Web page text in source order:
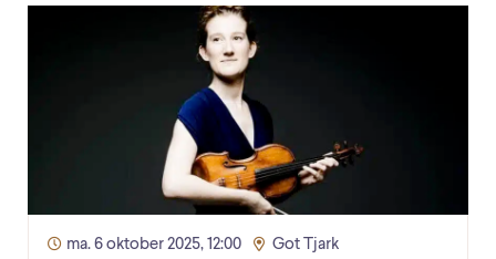
ma. 6 oktober 2025, 12:00 Got Tjark